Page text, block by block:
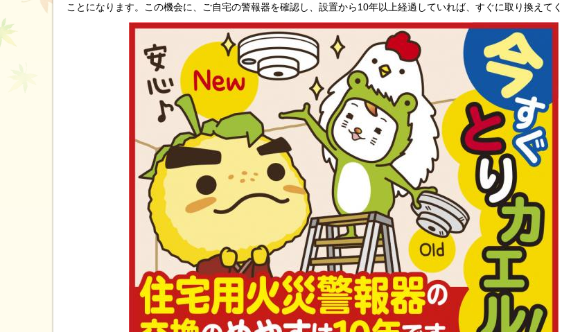
ことになります。この機会に、ご自宅の警報器を確認し、設置から10年以上経過していれば、すぐに取り換えてく